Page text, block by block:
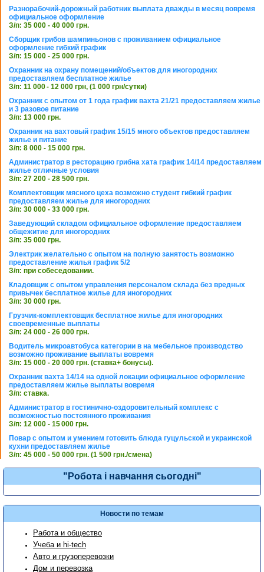
Разнорабочий-дорожный работник выплата дважды в месяц вовремя
официальное оформление
З/п: 35 000 - 40 000 грн.
Сборщик грибов шампиньонов с проживанием официальное
оформление гибкий график
З/п: 15 000 - 25 000 грн.
Охранник на охрану помещений/объектов для иногородних
предоставляем бесплатное жилье
З/п: 11 000 - 12 000 грн, (1 000 грн/сутки)
Охранник с опытом от 1 года график вахта 21/21 предоставляем жилье
и 3 разовое питание
З/п: 13 000 грн.
Охранник на вахтовый график 15/15 много объектов предоставляем
жилье и питание
З/п: 8 000 - 15 000 грн.
Администратор в ресторацию грибна хата график 14/14 предоставляем
жилье отличные условия
З/п: 27 200 - 28 500 грн.
Комплектовщик мясного цеха возможно студент гибкий график
предоставляем жилье для иногородних
З/п: 30 000 - 33 000 грн.
Заведующий складом официальное оформление предоставляем
общежитие для иногородних
З/п: 35 000 грн.
Электрик желательно с опытом на полную занятость возможно
предоставление жилья график 5/2
З/п: при собеседовании.
Кладовщик с опытом управления персоналом склада без вредных
привычек бесплатное жилье для иногородних
З/п: 30 000 грн.
Грузчик-комплектовщик бесплатное жилье для иногородних
своевременные выплаты
З/п: 24 000 - 26 000 грн.
Водитель микроавтобуса категории в на мебельное производство
возможно проживание выплаты вовремя
З/п: 15 000 - 20 000 грн. (ставка+ бонусы).
Охранник вахта 14/14 на одной локации официальное оформление
предоставляем жилье выплаты вовремя
З/п: ставка.
Администратор в гостинично-оздоровительный комплекс с
возможностью постоянного проживания
З/п: 12 000 - 15 000 грн.
Повар с опытом и умением готовить блюда гуцульской и украинской
кухни предоставляем жилье
З/п: 45 000 - 50 000 грн. (1 500 грн./смена)
"Робота і навчання сьогодні"
Новости по темам
Работа и общество
Учеба и hi-tech
Авто и грузоперевозки
Дом и перевозка